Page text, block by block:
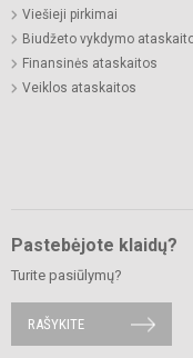
Viešieji pirkimai
Biudžeto vykdymo
Finansinės ataskaitos
Veiklos ataskaitos
Pastebėjote klaidų?
Turite pasiūlymų?
RAŠYKITE